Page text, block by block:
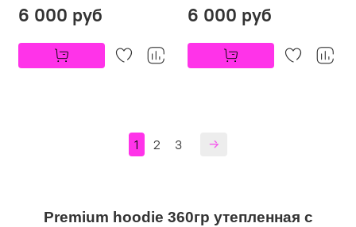
6 000 руб 6 000 руб
1 2 3
Premium hoodie 360гр утепленная с